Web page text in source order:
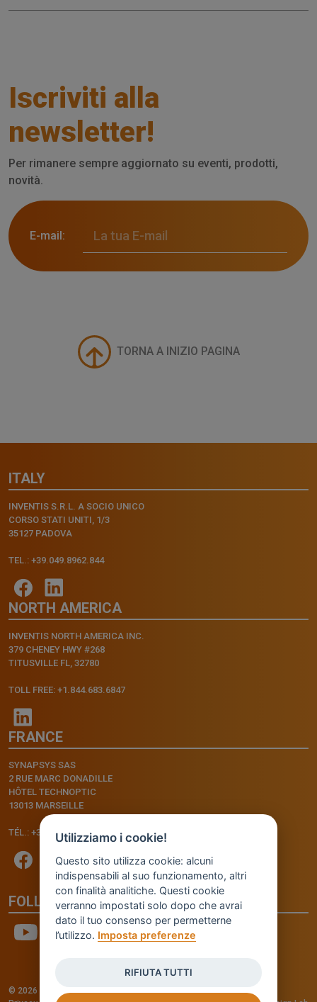
Iscriviti alla
newsletter!
Per rimanere sempre aggiornato su eventi, prodotti,
novità.
E-mail:
TORNA A INIZIO PAGINA
ITALY
INVENTIS S.R.L. A SOCIO UNICO
CORSO STATI UNITI, 1/3
35127 PADOVA
TEL.: +39.049.8962.844
NORTH AMERICA
INVENTIS NORTH AMERICA INC.
379 CHENEY HWY #268
TITUSVILLE FL, 32780
TOLL FREE: +1.844.683.6847
FRANCE
SYNAPSYS SAS
2 RUE MARC DONADILLE
HÔTEL TECHNOPTIC
13013 MARSEILLE
TÉL.: +33.4.91.11.75.75
FOLLOW US
© 2026 - INVENTIS S.r.l. a socio unico — P. IVA: IT03957810280
Utilizziamo i cookie!
Questo sito utilizza cookie: alcuni
indispensabili al suo funzionamento, altri
con finalità analitiche. Questi cookie
verranno impostati solo dopo che avrai
dato il tuo consenso per permetterne
l’utilizzo. Imposta preferenze
RIFIUTA TUTTI